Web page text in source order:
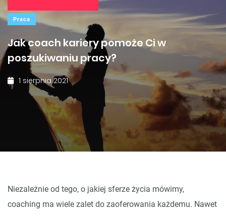
Praca
Jak coach kariery pomoże Ci w
poszukiwaniu pracy?
1 sierpnia 2021
Niezależnie od tego, o jakiej sferze życia mówimy,
coaching ma wiele zalet do zaoferowania każdemu. Nawet